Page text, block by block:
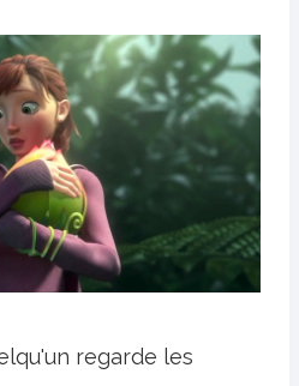
regarde les